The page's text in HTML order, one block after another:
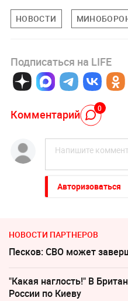
НОВОСТИ
Подписаться на LIFE
Комментарий 0
Авторизоваться
НОВОСТИ ПАРТНЕРОВ
Песков: СВО может
"Какая наглость!" В
России по Киеву